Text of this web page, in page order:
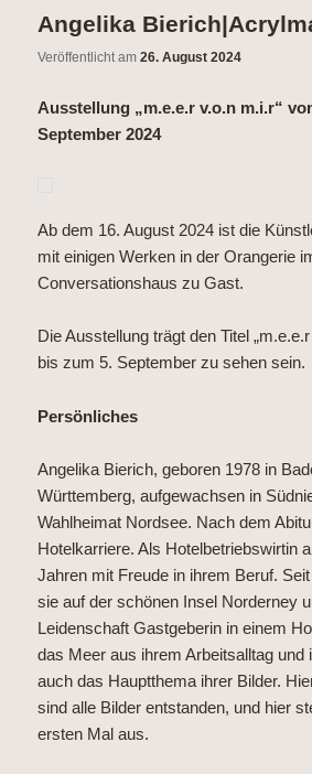
Angelika
Veröffentlicht am26. August 2024
Ausstellung „m.e.e.r v.o.n m.i.r“
September 2024
Ab dem 16. August 2024 ist die
mit einigen Werken in der Orangerie
Conversationshaus zu Gast.
Die Ausstellung trägt den Titel
bis zum 5. September zu sehen sein.
Persönliches
Angelika Bierich, geboren 1978 in
Württemberg, aufgewachsen in
Wahlheimat Nordsee. Nach dem
Hotelkarriere. Als Hotelbetriebswirtin
Jahren mit Freude in ihrem Beruf.
sie auf der schönen Insel Norderney
Leidenschaft Gastgeberin in einem
das Meer aus ihrem Arbeitsalltag und
auch das Hauptthema ihrer Bilder.
sind alle Bilder entstanden, und hier
ersten Mal aus.